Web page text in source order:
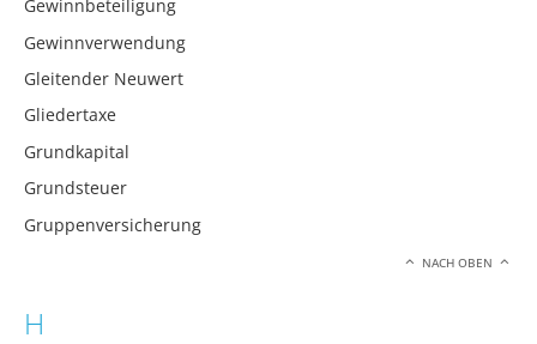
Gewinnbeteiligung
Gewinnverwendung
Gleitender Neuwert
Gliedertaxe
Grundkapital
Grundsteuer
Gruppenversicherung
NACH OBEN
H